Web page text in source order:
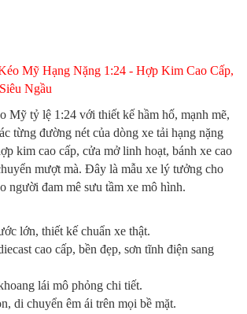
Mỹ Hạng Nặng 1:24 - Hợp Kim Cao Cấp,
Ngầu
Mỹ tỷ lệ 1:24 với thiết kế hầm hố, mạnh mẽ,
từng đường nét của dòng xe tải hạng nặng
kim cao cấp, cửa mở linh hoạt, bánh xe cao
mượt mà. Đây là mẫu xe lý tưởng cho
người đam mê sưu tầm xe mô hình.
lớn, thiết kế chuẩn xe thật.
cao cấp, bền đẹp, sơn tĩnh điện sang
lái mô phỏng chi tiết.
di chuyển êm ái trên mọi bề mặt.